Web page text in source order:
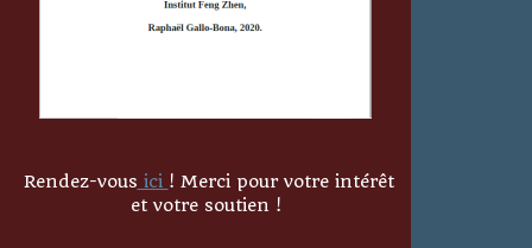
Rendez-vous ici ! Merci pour votre intérêt
et votre soutien !